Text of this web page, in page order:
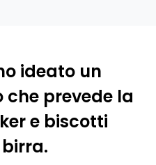
ideato un
prevede la
e biscotti